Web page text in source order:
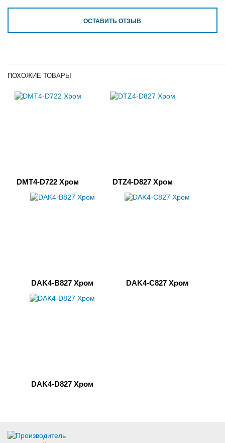
ОСТАВИТЬ ОТЗЫВ
ПОХОЖИЕ ТОВАРЫ
DMT4-D722 Хром DTZ4-D827 Хром
DAK4-B827 Хром DAK4-C827 Хром
DAK4-D827 Хром